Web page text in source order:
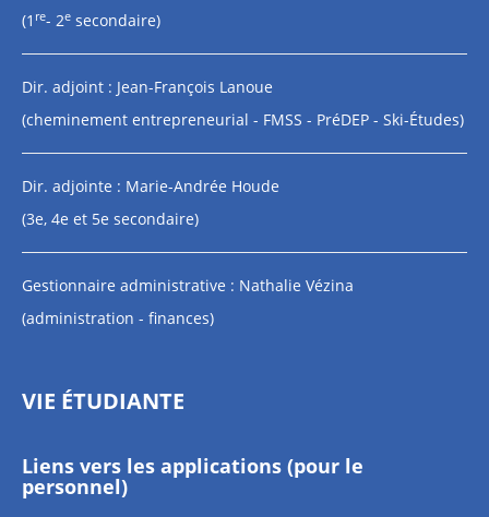
(1 re- 2e secondaire)
Dir. adjoint : Jean-François Lanoue
(cheminement entrepreneurial - FMSS - PréDEP - Ski-Études)
Dir. adjointe : Marie-Andrée Houde
(3e, 4e et 5e secondaire)
Gestionnaire administrative : Nathalie Vézina
(administration - finances)
VIE ÉTUDIANTE
Liens vers les applications (pour le
personnel)